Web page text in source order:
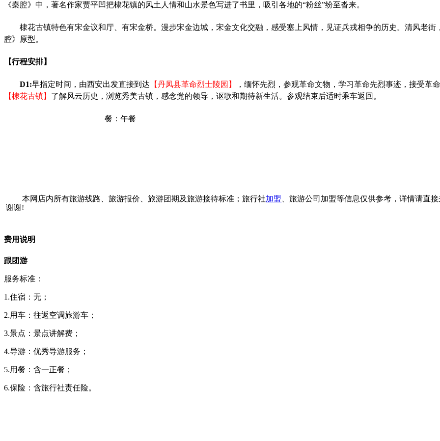
《秦腔》中，著名作家贾平凹把棣花镇的风土人情和山水景色写进了书里，吸引各地的“粉丝”纷至沓来。
棣花古镇特色有宋金议和厅、有宋金桥。漫步宋金边城，宋金文化交融，感受塞上风情，见证兵戎相争的历史。清风老街
腔》原型。
【行程安排】
D1:早指定时间，由西安出发直接到达 【丹凤县革命烈士陵园】 ，缅怀先烈，参观革命文物，学习革命先烈事迹，接受革
【棣花古镇】 了解风云历史，浏览秀美古镇，感念党的领导，讴歌和期待新生活。参观结束后适时乘车返回。
餐：午餐
本网店内所有旅游线路、旅游报价、旅游团期及旅游接待标准；旅行社加盟 、旅游公司加盟等信息仅供参考，详情请直
谢谢!
费用说明
跟团游
服务标准：
1.住宿：无；
2.用车：往返空调旅游车；
3.景点：景点讲解费；
4.导游：优秀导游服务；
5.用餐：含一正餐；
6.保险：含旅行社责任险。